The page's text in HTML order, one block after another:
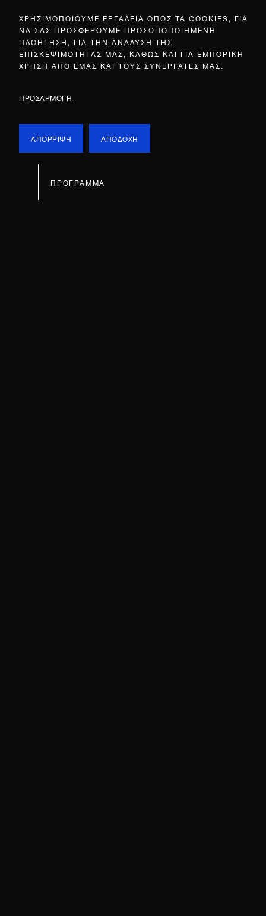
ΧΡΗΣΙΜΟΠΟΙΟΥΜΕ ΕΡΓΑΛΕΙΑ ΟΠΩΣ ΤΑ COOKIES, ΓΙΑ
ΝΑ ΣΑΣ ΠΡΟΣΦΕΡΟΥΜΕ ΠΡΟΣΩΠΟΠΟΙΗΜΕΝΗ
ΠΛΟΗΓΗΣΗ, ΓΙΑ ΤΗΝ ΑΝΑΛΥΣΗ ΤΗΣ
ΕΠΙΣΚΕΨΙΜΟΤΗΤΑΣ ΜΑΣ, ΚΑΘΩΣ ΚΑΙ ΓΙΑ ΕΜΠΟΡΙΚΗ
ΧΡΗΣΗ ΑΠΟ ΕΜΑΣ ΚΑΙ ΤΟΥΣ ΣΥΝΕΡΓΑΤΕΣ ΜΑΣ.
ΠΡΟΣΑΡΜΟΓΗ
ΑΠΟΡΡΙΨΗ ΑΠΟΔΟΧΗ
ΠΡΟΓΡΑΜΜΑ